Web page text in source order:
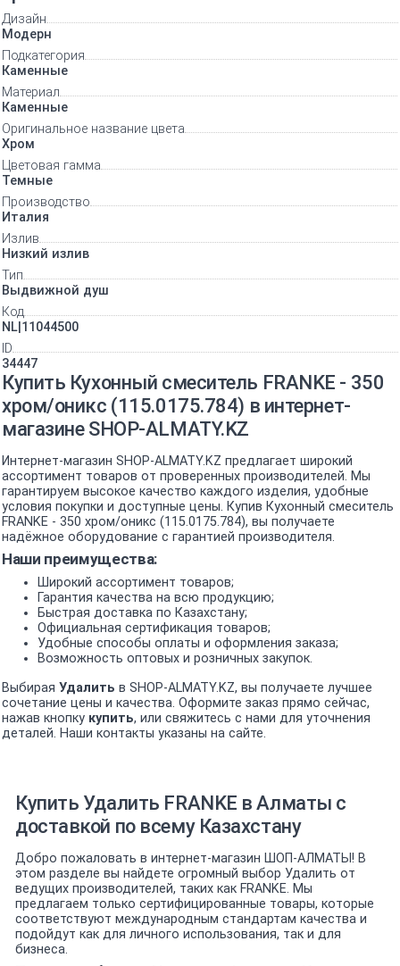
Дизайн
Модерн
Подкатегория
Каменные
Материал
Каменные
Оригинальное название цвета
Хром
Цветовая гамма
Темные
Производство
Италия
Излив
Низкий излив
Тип
Выдвижной душ
Код
NL|11044500
ID
34447
Купить Кухонный смеситель FRANKE - 350
хром/оникс (115.0175.784) в интернет-
магазине SHOP-ALMATY.KZ
Интернет-магазин SHOP-ALMATY.KZ предлагает широкий
ассортимент товаров от проверенных производителей. Мы
гарантируем высокое качество каждого изделия, удобные
условия покупки и доступные цены. Купив Кухонный смеситель
FRANKE - 350 хром/оникс (115.0175.784), вы получаете
надёжное оборудование с гарантией производителя.
Наши преимущества:
Широкий ассортимент товаров;
Гарантия качества на всю продукцию;
Быстрая доставка по Казахстану;
Официальная сертификация товаров;
Удобные способы оплаты и оформления заказа;
Возможность оптовых и розничных закупок.
Выбирая Удалить в SHOP-ALMATY.KZ, вы получаете лучшее
сочетание цены и качества. Оформите заказ прямо сейчас,
нажав кнопку купить, или свяжитесь с нами для уточнения
деталей. Наши контакты указаны на сайте.
Купить Удалить FRANKE в Алматы с
доставкой по всему Казахстану
Добро пожаловать в интернет-магазин ШОП-АЛМАТЫ! В
этом разделе вы найдете огромный выбор Удалить от
ведущих производителей, таких как FRANKE. Мы
предлагаем только сертифицированные товары, которые
соответствуют международным стандартам качества и
подойдут как для личного использования, так и для
бизнеса.